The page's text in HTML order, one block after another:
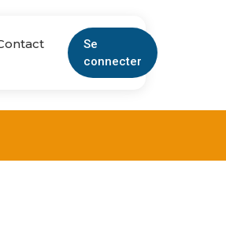
Se
connecter